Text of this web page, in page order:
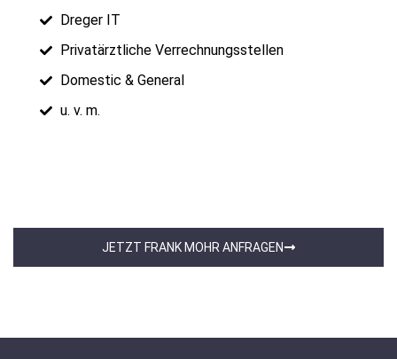
Dreger IT
Privatärztliche Verrechnungsstellen
Domestic & General
u. v. m.
JETZT FRANK MOHR ANFRAGEN